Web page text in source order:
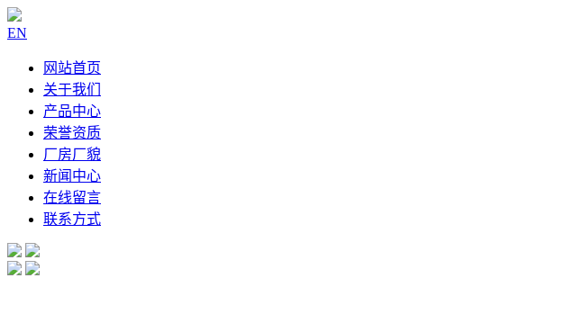
EN
网站首页
关于我们
产品中心
荣誉资质
厂房厂貌
新闻中心
在线留言
联系方式